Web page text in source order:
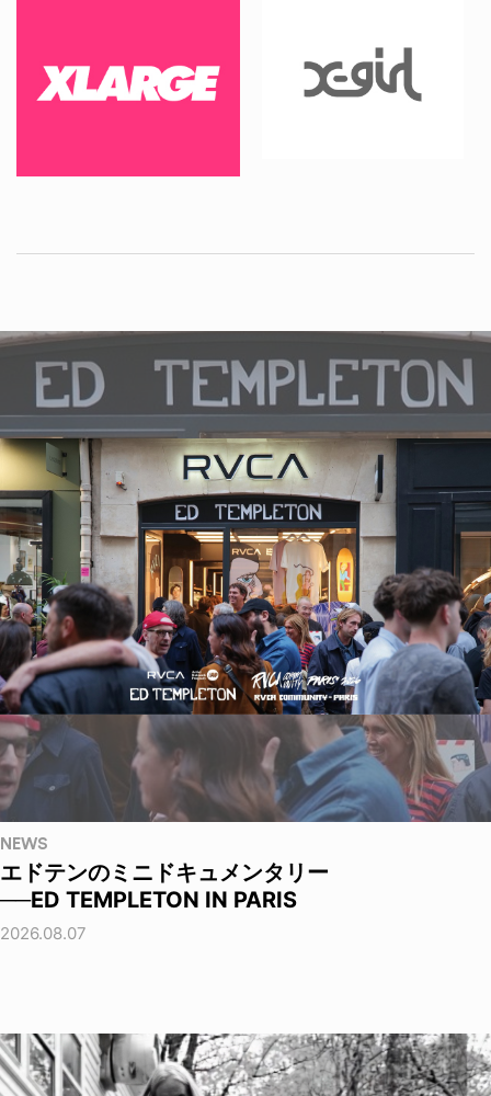
NEWS
エドテンのミニドキュメンタリー
──ED TEMPLETON IN PARIS
2026.08.07